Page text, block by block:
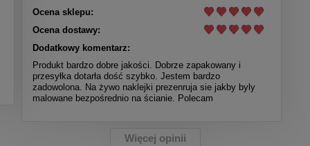
Ocena sklepu:
Ocena dostawy:
Dodatkowy komentarz:
Produkt bardzo dobre jakości. Dobrze zapakowany i
przesyłka dotarła dość szybko. Jestem bardzo
zadowolona. Na żywo naklejki prezenruja sie jakby byly
malowane bezpośrednio na ścianie. Polecam
Więcej opinii